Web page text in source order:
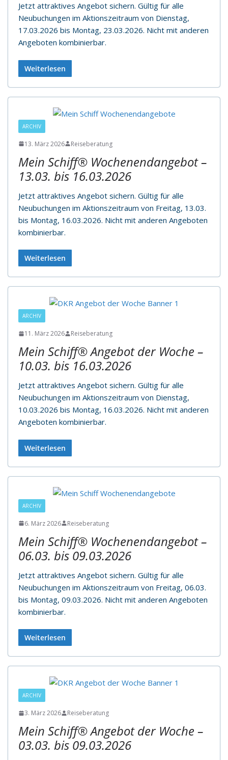
Jetzt attraktives Angebot sichern. Gültig für alle
Neubuchungen im Aktionszeitraum von Dienstag,
17.03.2026 bis Montag, 23.03.2026. Nicht mit anderen
Angeboten kombinierbar.
Weiterlesen
ARCHIV
13. März 2026 Reiseberatung
Mein Schiff® Wochenendangebot –
13.03. bis 16.03.2026
Jetzt attraktives Angebot sichern. Gültig für alle
Neubuchungen im Aktionszeitraum von Freitag, 13.03.
bis Montag, 16.03.2026. Nicht mit anderen Angeboten
kombinierbar.
Weiterlesen
ARCHIV
11. März 2026 Reiseberatung
Mein Schiff® Angebot der Woche –
10.03. bis 16.03.2026
Jetzt attraktives Angebot sichern. Gültig für alle
Neubuchungen im Aktionszeitraum von Dienstag,
10.03.2026 bis Montag, 16.03.2026. Nicht mit anderen
Angeboten kombinierbar.
Weiterlesen
ARCHIV
6. März 2026 Reiseberatung
Mein Schiff® Wochenendangebot –
06.03. bis 09.03.2026
Jetzt attraktives Angebot sichern. Gültig für alle
Neubuchungen im Aktionszeitraum von Freitag, 06.03.
bis Montag, 09.03.2026. Nicht mit anderen Angeboten
kombinierbar.
Weiterlesen
ARCHIV
3. März 2026 Reiseberatung
Mein Schiff® Angebot der Woche –
03.03. bis 09.03.2026